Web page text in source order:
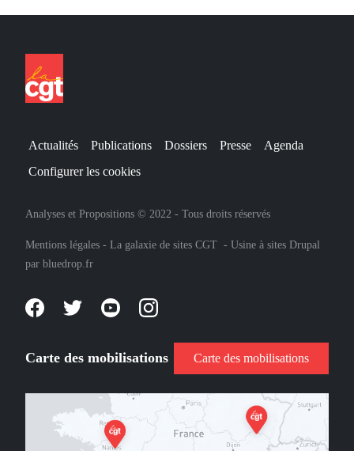
Actualités Publications Dossiers Presse
Agenda
Configurer les cookies
Analyses et Propositions © 2022 - Tous droits réservés
Mentions légales - La galaxie de sites CGT - Usine à sites Drupal
par bluedrop.fr
Carte des mobilisations Carte des mobilisations